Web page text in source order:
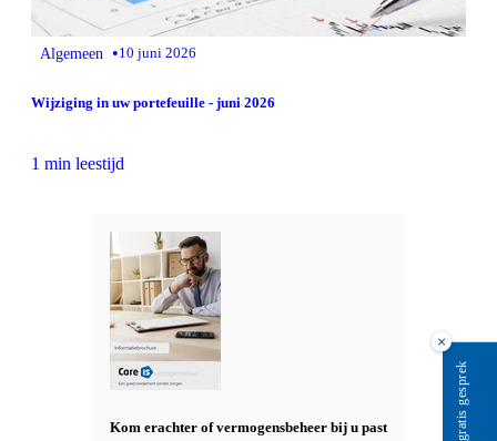
Algemeen •10 juni 2026
Wijziging in uw portefeuille - juni 2026
1 min leestijd
Kom erachter of vermogensbeheer bij u past
×
Plan gratis gesprek